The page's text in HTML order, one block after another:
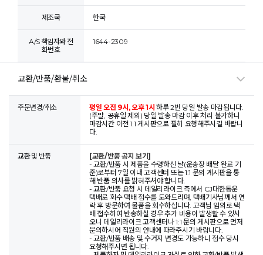
제조국 한국
A/S 책임자와 전
화번호
1644-2309
교환/반품/환불/취소
주문변경/취소 평일 오전 9시, 오후 1시하루 2번 당일 발송 마감됩니다.
(주말, 공휴일 제외) 당일 발송 마감 이후 처리 불가하니
마감시간 이전 1:1 게시판으로 필히 요청해주시길 바랍니
다.
교환 및 반품
[교환/반품 공지 보기]
- 교환/반품 시 제품을 수령하신 날(운송장 배달 완료 기
준)로부터 7일 이내 고객센터 또는 1:1 문의 게시판을 통
해 반품 의사를 밝혀주셔야 합니다.
- 교환/반품 요청 시 데일리라이크 측에서 CJ대한통운
택배로 회수 택배 접수를 도와드리며, 택배기사님께서 연
락 후 방문하여 물품을 회수하십니다. 고객님 임의로 택
배 접수하여 반송하실 경우 추가 비용이 발생할 수 있사
오니 데일리라이크 고객센터나 1:1 문의 게시판으로 먼저
문의하시어 직원의 안내에 따라주시기 바랍니다.
- 교환/반품 배송 및 수거지 변경도 가능하니 접수 당시
요청해주시면 됩니다.